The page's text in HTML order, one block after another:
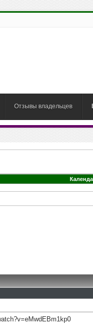
Отзывы владельцев